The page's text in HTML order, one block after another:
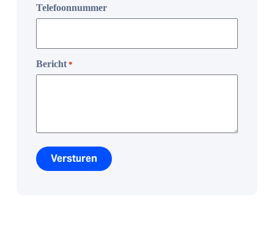
Telefoonnummer
Bericht *